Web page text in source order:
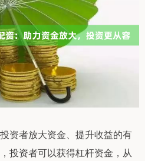
资者放大资金、提升收益的有
投资者可以获得杠杆资金，从